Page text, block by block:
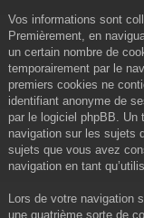
Vos informations sont
Premièrement, en
un certain nombre de
temporairement par le
premiers cookies ne
identifiant anonyme de
par le logiciel phpBB. Un
navigation sur les sujets
sujets que vous avez
navigation en tant
Lors de votre navigation
une quatrième sorte de